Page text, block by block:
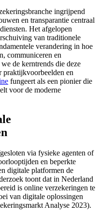
ingrijpend
en transparantie centraal
Het afgelopen
van traditionele
verandering in hoe
communiceren en
de kerntrends die deze
praktijkvoorbeelden en
fungeert als een pionier die
voor de moderne
via fysieke agenten of
en beperkte
digitale platformen de
toont dat in Nederland
is online verzekeringen te
van digitale oplossingen
Analyse 2023).